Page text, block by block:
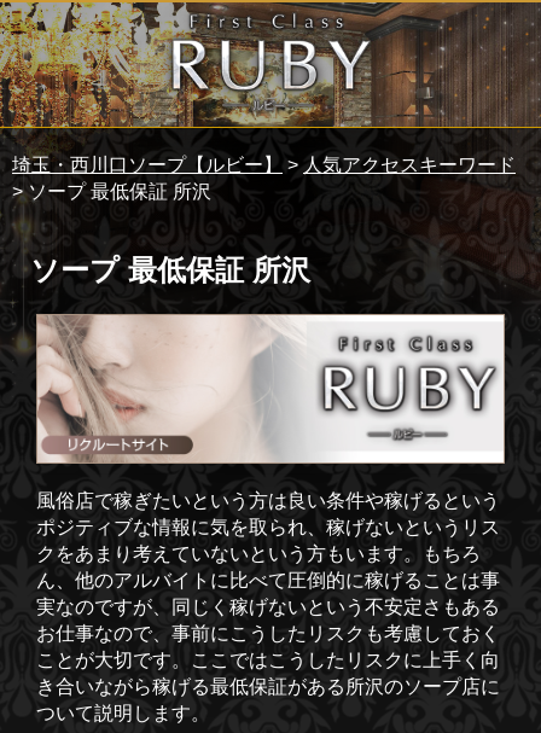
埼玉・西川口ソープ【ルビー】 > 人気アクセスキーワード
> ソープ 最低保証 所沢
ソープ 最低保証 所沢
風俗店で稼ぎたいという方は良い条件や稼げるという
ポジティブな情報に気を取られ、稼げないというリス
クをあまり考えていないという方もいます。もちろ
ん、他のアルバイトに比べて圧倒的に稼げることは事
実なのですが、同じく稼げないという不安定さもある
お仕事なので、事前にこうしたリスクも考慮しておく
ことが大切です。ここではこうしたリスクに上手く向
き合いながら稼げる最低保証がある所沢のソープ店に
ついて説明します。